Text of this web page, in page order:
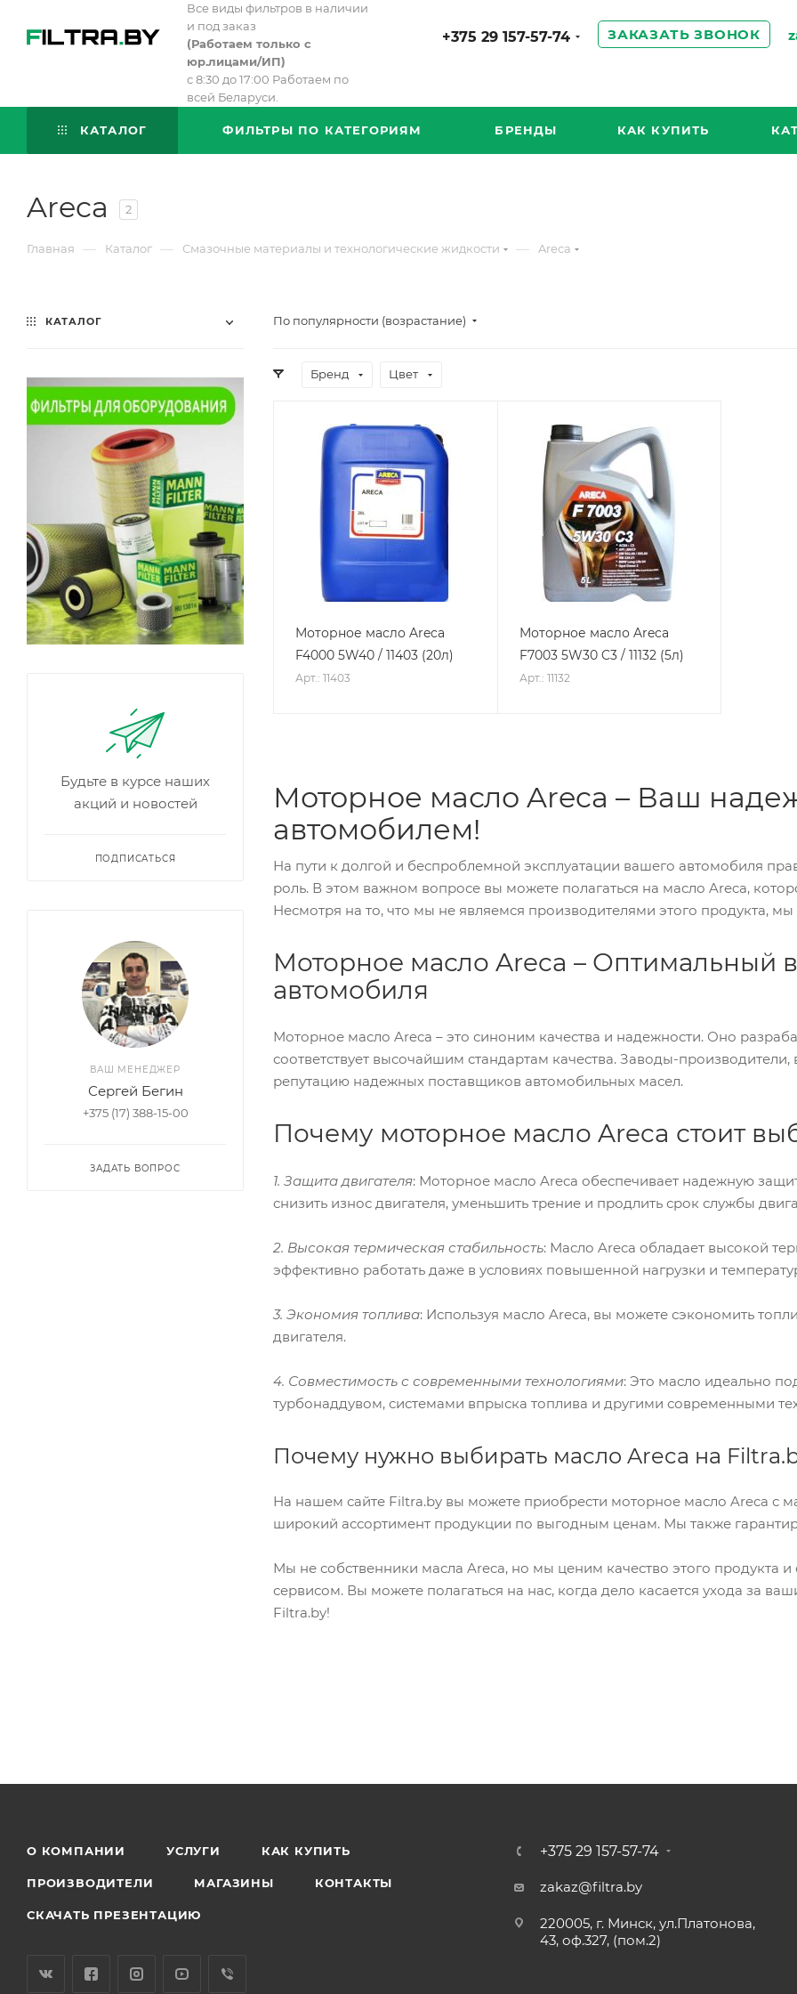
Все виды фильтров в наличии
и под заказ
(Работаем только с
юр.лицами/ИП)
с 8:30 до 17:00 Работаем по
всей Беларуси.
+375 29 157-57-74 ЗАКАЗАТЬ ЗВОНОК
КАТАЛОГ ФИЛЬТРЫ ПО КАТЕГОРИЯМ БРЕНДЫ КАК КУПИТЬ
Areca 2
Главная — Каталог — Смазочные материалы и технологические жидкости — Areca
По популярности (возрастание)
Бренд Цвет
Моторное масло Areca
F4000 5W40 / 11403 (20л)
Арт.: 11403
Моторное масло Areca
F7003 5W30 C3 / 11132 (5л)
Арт.: 11132
Моторное масло Areca – Ваш
автомобилем!
На пути к долгой и беспроблемной эксплуатации вашего автомобиля
роль. В этом важном вопросе вы можете полагаться на масло Areca,
Несмотря на то, что мы не являемся производителями этого продукта,
Моторное масло Areca – Оптимальный
автомобиля
Моторное масло Areca – это синоним качества и надежности. Оно
соответствует высочайшим стандартам качества. Заводы-
репутацию надежных поставщиков автомобильных масел.
Почему моторное масло Areca стоит
1. Защита двигателя: Моторное масло Areca обеспечивает надежную
снизить износ двигателя, уменьшить трение и продлить срок службы
2. Высокая термическая стабильность: Масло Areca обладает высокой
эффективно работать даже в условиях повышенной нагрузки и
3. Экономия топлива: Используя масло Areca, вы можете сэкономить
двигателя.
4. Совместимость с современными технологиями: Это масло идеально
турбонаддувом, системами впрыска топлива и другими современными
Почему нужно выбирать масло Areca на
На нашем сайте Filtra.by вы можете приобрести моторное масло Areca с
широкий ассортимент продукции по выгодным ценам. Мы также
Мы не собственники масла Areca, но мы ценим качество этого продукта
сервисом. Вы можете полагаться на нас, когда дело касается ухода за
Filtra.by!
КАТАЛОГ
Будьте в курсе наших
акций и новостей
ПОДПИСАТЬСЯ
ВАШ МЕНЕДЖЕР
Сергей Бегин
+375 (17) 388-15-00
ЗАДАТЬ ВОПРОС
О КОМПАНИИ УСЛУГИ КАК КУПИТЬ
ПРОИЗВОДИТЕЛИ МАГАЗИНЫ КОНТАКТЫ
СКАЧАТЬ ПРЕЗЕНТАЦИЮ
+375 29 157-57-74
zakaz@filtra.by
220005, г. Минск, ул.Платонова,
43, оф.327, (пом.2)